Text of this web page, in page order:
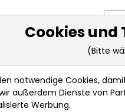
Markt-Analysen
Nachrichten
Cookies
(Bitte
notwendige Cookies,
außerdem Dienste von
Werbung.